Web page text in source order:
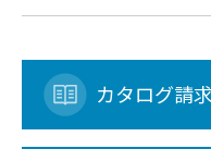
カタログ請求